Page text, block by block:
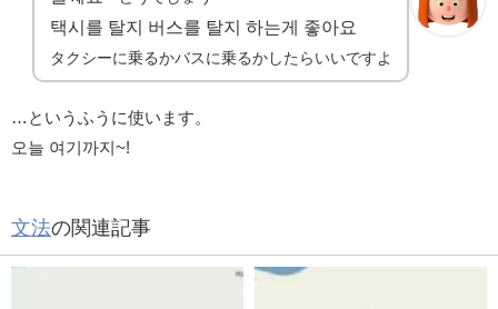
택시를 탈지 버스를 탈지 하는게 좋아요
タクシーに乗るかバスに乗るかしたらいいですよ
…というふうに使います。
오늘 여기까지~!
文法の関連記事